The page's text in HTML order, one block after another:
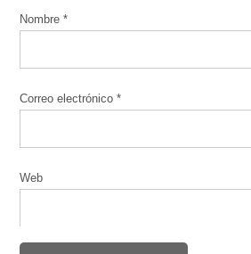
Nombre*
Correo electrónico*
Web